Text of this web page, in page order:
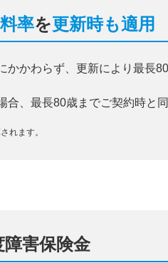
率を更新時も適用
かわらず、更新により最長
、最長80歳までご契約時と
れます。
害保険金